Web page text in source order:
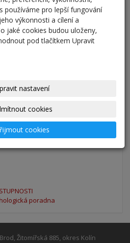
2025/2026
6. očníku
poradna
Žitomířská 885, okres Kolín
používáme pro lepší fungování
výkonnosti a cílení a
jaké cookies budou uloženy,
pod tlačítkem Upravit
nastavení
cookies
cookies